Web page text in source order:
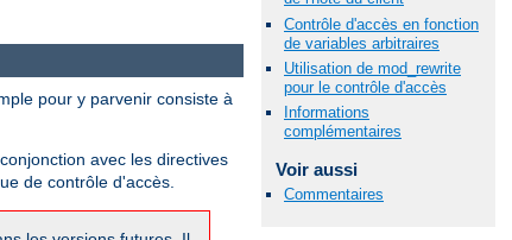
Contrôle d'accès en fonction
de variables arbitraires
Utilisation de mod_rewrite
pour le contrôle d'accès
Informations
complémentaires
Voir aussi
Commentaires
pour y parvenir consiste à
avec les directives
de contrôle d'accès.